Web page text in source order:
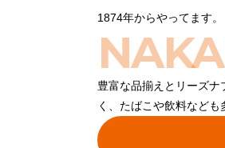
1874年からやってます。
豊富な品揃えとリーズ
く、たばこや飲料など